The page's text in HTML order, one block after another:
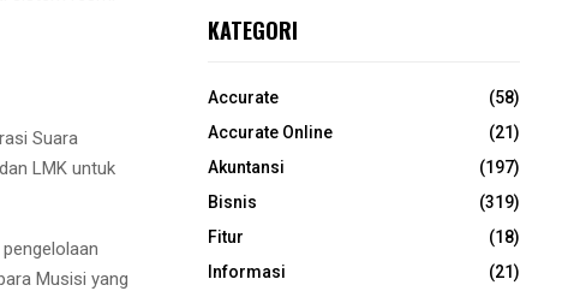
Suara
LMK untuk
Musisi yang
KATEGORI
Accurate
(58)
Accurate Online
(21)
Akuntansi
(197)
Bisnis
(319)
Fitur
(18)
Informasi
(21)